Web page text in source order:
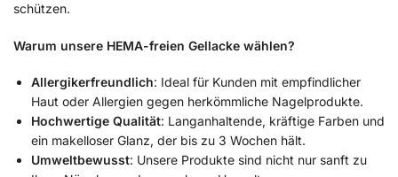
schützen.
Warum unsere HEMA-freien Gellacke wählen?
Allergikerfreundlich: Ideal für Kunden mit empfindlicher
Haut oder Allergien gegen herkömmliche Nagelprodukte.
Hochwertige Qualität: Langanhaltende, kräftige Farben und
ein makelloser Glanz, der bis zu 3 Wochen hält.
Umweltbewusst: Unsere Produkte sind nicht nur sanft zu